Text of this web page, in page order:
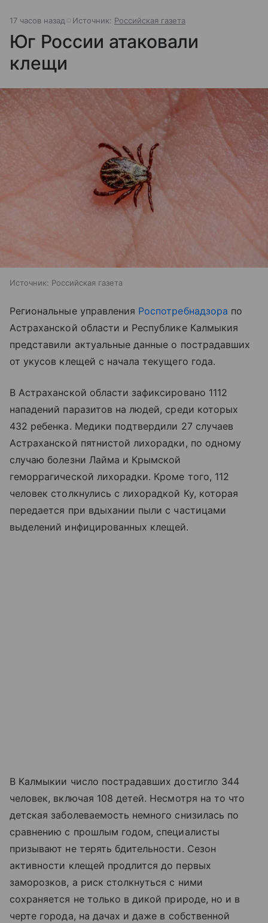
17 часов назад Источник: Российская газета
Юг России атаковали
клещи
Источник: Российская газета
Региональные управления Роспотребнадзора по
Астраханской области и Республике Калмыкия
представили актуальные данные о пострадавших
от укусов клещей с начала текущего года.
В Астраханской области зафиксировано 1112
нападений паразитов на людей, среди которых
432 ребенка. Медики подтвердили 27 случаев
Астраханской пятнистой лихорадки, по одному
случаю болезни Лайма и Крымской
геморрагической лихорадки. Кроме того, 112
человек столкнулись с лихорадкой Ку, которая
передается при вдыхании пыли с частицами
выделений инфицированных клещей.
В Калмыкии число пострадавших достигло 344
человек, включая 108 детей. Несмотря на то что
детская заболеваемость немного снизилась по
сравнению с прошлым годом, специалисты
призывают не терять бдительности. Сезон
активности клещей продлится до первых
заморозков, а риск столкнуться с ними
сохраняется не только в дикой природе, но и в
черте города, на дачах и даже в собственной